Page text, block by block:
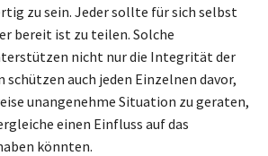
zu sein. Jeder sollte für sich selbst
bereit ist zu teilen. Solche
nicht nur die Integrität der
schützen auch jeden Einzelnen davor,
unangenehme Situation zu geraten,
einen Einfluss auf das
könnten.